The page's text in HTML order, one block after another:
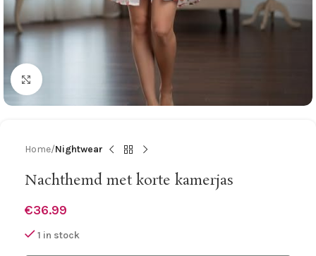
Click to enlarge
Home Nightwear
Nachthemd met korte kamerjas
€36.99
1 in stock